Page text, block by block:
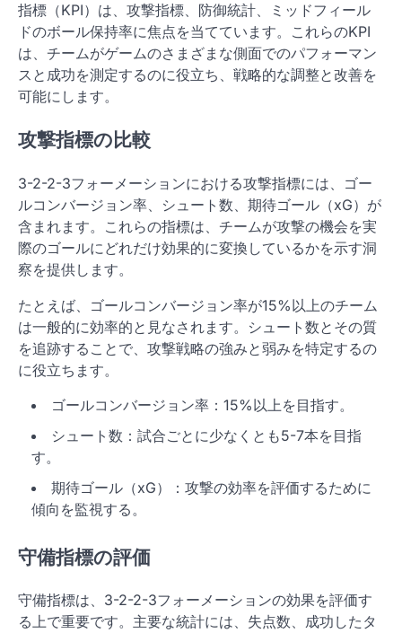
指標（KPI）は、攻撃指標、防御統計、ミッドフィール
ドのボール保持率に焦点を当てています。これらのKPI
は、チームがゲームのさまざまな側面でのパフォーマン
スと成功を測定するのに役立ち、戦略的な調整と改善を
可能にします。
攻撃指標の比較
3-2-2-3フォーメーションにおける攻撃指標には、ゴー
ルコンバージョン率、シュート数、期待ゴール（xG）が
含まれます。これらの指標は、チームが攻撃の機会を実
際のゴールにどれだけ効果的に変換しているかを示す洞
察を提供します。
たとえば、ゴールコンバージョン率が15%以上のチーム
は一般的に効率的と見なされます。シュート数とその質
を追跡することで、攻撃戦略の強みと弱みを特定するの
に役立ちます。
ゴールコンバージョン率：15%以上を目指す。
シュート数：試合ごとに少なくとも5-7本を目指
す。
期待ゴール（xG）：攻撃の効率を評価するために
傾向を監視する。
守備指標の評価
守備指標は、3-2-2-3フォーメーションの効果を評価す
る上で重要です。主要な統計には、失点数、成功したタ